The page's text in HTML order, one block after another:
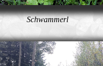
Schwammerl